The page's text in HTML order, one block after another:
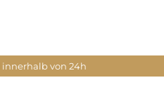
innerhalb von 24h